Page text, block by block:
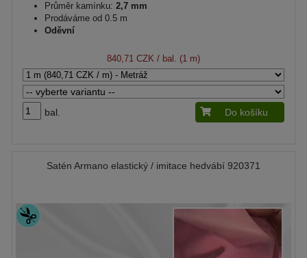
Průměr kamínku: 2,7 mm
Prodáváme od 0.5 m
Oděvní
840,71 CZK / bal. (1 m)
bal. Do košíku
Satén Armano elastický / imitace hedvábí 920371